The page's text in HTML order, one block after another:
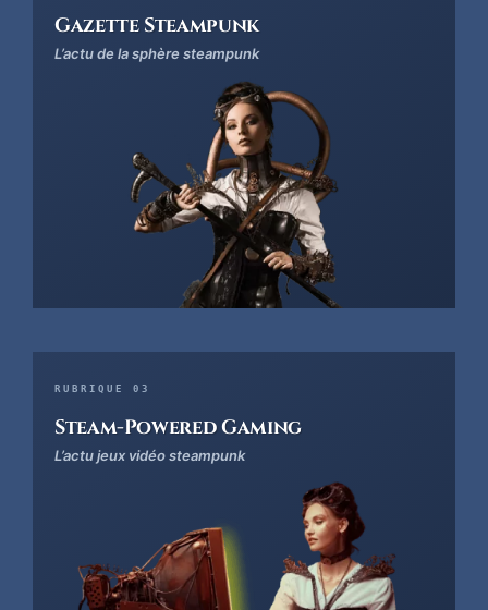
Gazette Steampunk
L’actu de la sphère steampunk
RUBRIQUE 03
Steam-Powered Gaming
L’actu jeux vidéo steampunk